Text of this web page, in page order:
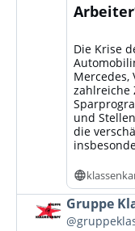
Die Krise
Mercedes,
zahlreiche
und
die
Beitrag
von
Gruppe